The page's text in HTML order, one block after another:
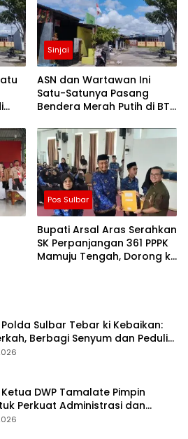
Sinjai
ASN dan Wartawan Ini
Satu-Satunya Pasang
Bendera Merah Putih di BTN
Pos Sulbar
Bupati Arsal Aras Serahkan
SK Perpanjangan 361 PPPK
Mamuju Tengah, Dorong ki
Sulbar Tebar ki Kebaikan:
Berbagi Senyum dan Peduli
DWP Tamalate Pimpin
Perkuat Administrasi dan